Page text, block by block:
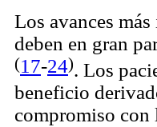
Los avances
deben en gran
(17-24). Los
beneficio
compromiso con